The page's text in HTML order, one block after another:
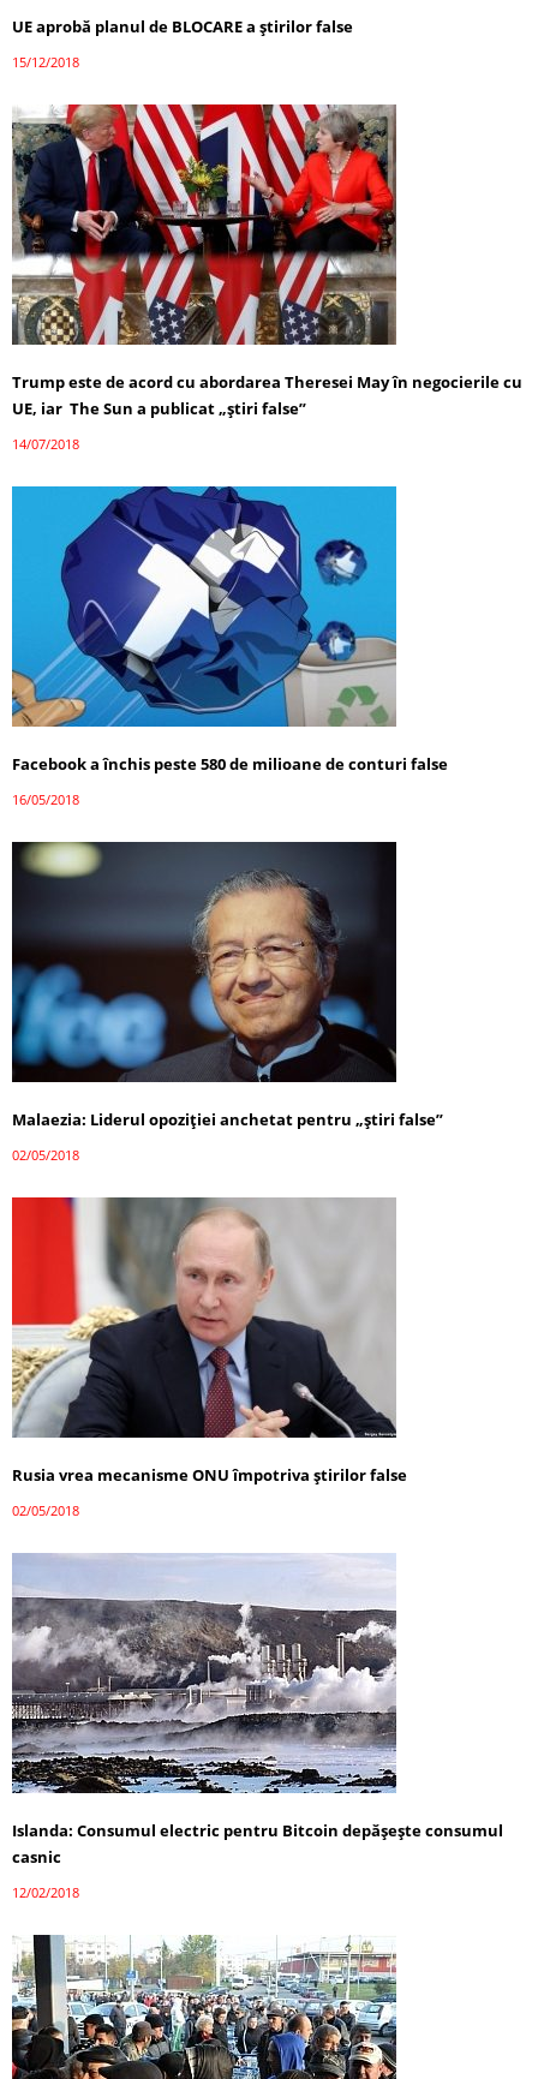
UE aprobă planul de BLOCARE a ştirilor false
15/12/2018
Trump este de acord cu abordarea Theresei May în negocierile cu
UE, iar The Sun a publicat „ştiri false”
14/07/2018
Facebook a închis peste 580 de milioane de conturi false
16/05/2018
Malaezia: Liderul opoziției anchetat pentru „știri false”
02/05/2018
Rusia vrea mecanisme ONU împotriva știrilor false
02/05/2018
Islanda: Consumul electric pentru Bitcoin depășește consumul
casnic
12/02/2018